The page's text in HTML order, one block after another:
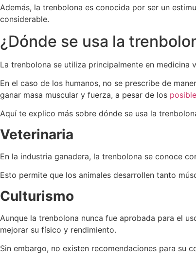
Además, la trenbolona es conocida por ser un
considerable.
¿Dónde se usa la
La trenbolona se utiliza principalmente en
En el caso de los humanos, no se prescribe de
ganar masa muscular y fuerza, a pesar de los
Aquí te explico más sobre dónde se usa la
Veterinaria
En la industria ganadera, la trenbolona se conoce
Esto permite que los animales desarrollen tanto
Culturismo
Aunque la trenbolona nunca fue aprobada para el
mejorar su físico y rendimiento.
Sin embargo, no existen recomendaciones para su